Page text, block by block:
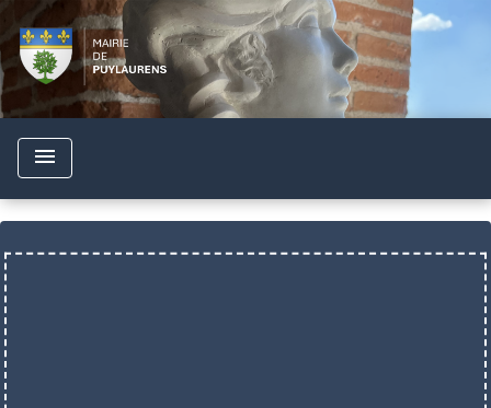
menu